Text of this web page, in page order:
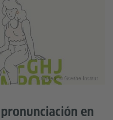
en
Imagen: © Goethe-Institut